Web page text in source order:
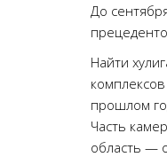
До
Найти
прошлом
Часть
область —